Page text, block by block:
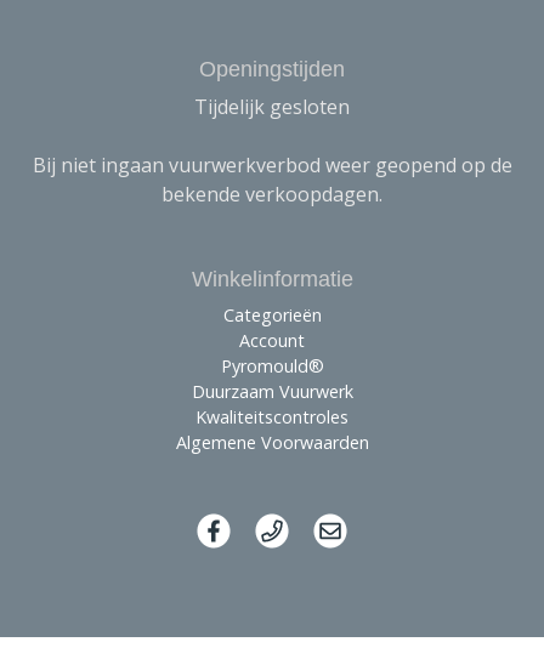
Openingstijden
Tijdelijk gesloten
Bij niet ingaan vuurwerkverbod weer geopend op de
bekende verkoopdagen.
Winkelinformatie
Categorieën
Account
Pyromould®
Duurzaam Vuurwerk
Kwaliteitscontroles
Algemene Voorwaarden